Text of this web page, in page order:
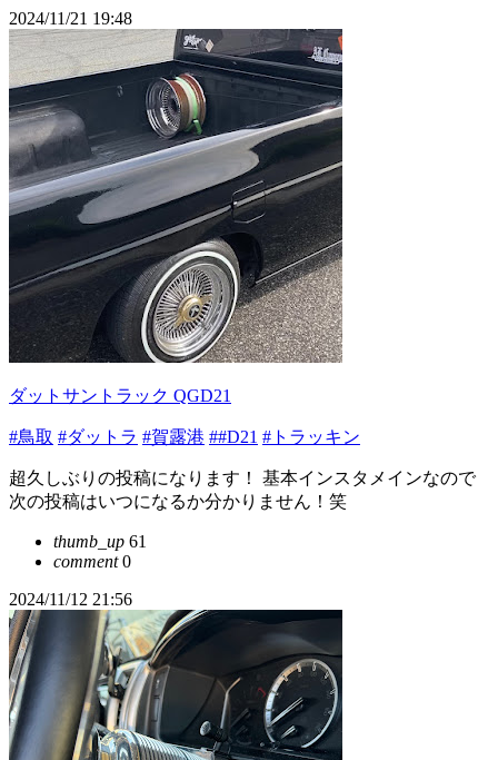
2024/11/21 19:48
ダットサントラック QGD21
#鳥取 #ダットラ #賀露港 ##D21 #トラッキン
超久しぶりの投稿になります！ 基本インスタメインなので
次の投稿はいつになるか分かりません！笑
thumb_up 61
comment0
2024/11/12 21:56